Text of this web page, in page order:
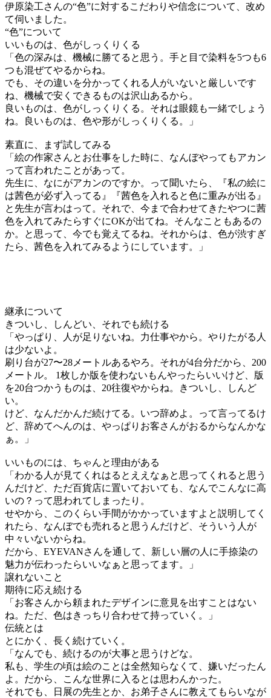
伊原染工さんの“色”に対するこだわりや信念について、改め
て伺いました。
“色”について
いいものは、色がしっくりくる
「色の深みは、機械に勝てると思う。手と目で染料を5つも6
つも混ぜてやるからね。
でも、その違いを分かってくれる人がいないと厳しいです
ね、機械で安くできるものは沢山あるから。
良いものは、色がしっくりくる。それは眼鏡も一緒でしょう
ね。良いものは、色や形がしっくりくる。」
素直に、まず試してみる
「絵の作家さんとお仕事をした時に、なんぼやってもアカン
って言われたことがあって。
先生に、なにがアカンのですか。って聞いたら、『私の絵に
は茜色が必ず入ってる』『茜色を入れると色に重みが出る』
と先生が言わはって。それで、今まで合わせてきたやつに茜
色を入れてみたらすぐにOKが出てね。そんなこともあるの
か。と思って、今でも覚えてるね。それからは、色が渋すぎ
たら、茜色を入れてみるようにしています。」
継承について
きついし、しんどい、それでも続ける
「やっぱり、人が足りないね。力仕事やから。やりたがる人
は少ないよ。
刷り台が27〜28メートルあるやろ。それが4台分だから、200
メートル。 1枚しか版を使わないもんやったらいいけど、版
を20台つかうものは、20往復やからね。きついし、しんど
い。
けど、なんだかんだ続けてる。いつ辞めよ。って言ってるけ
ど、辞めてへんのは、やっぱりお客さんがおるからなんかな
ぁ。」
いいものには、ちゃんと理由がある
「わかる人が見てくれはるとええなぁと思ってくれると思う
んだけど、ただ百貨店に置いておいても、なんでこんなに高
いの？って思われてしまったり。
せやから、このくらい手間がかかっていますよと説明してく
れたら、なんぼでも売れると思うんだけど、そういう人が
中々いないからね。
だから、EYEVANさんを通して、新しい層の人に手捺染の
魅力が伝わったらいいなぁと思ってます。」
譲れないこと
期待に応え続ける
「お客さんから頼まれたデザインに意見を出すことはない
ね。ただ、色はきっちり合わせて持っていく。」
伝統とは
とにかく、長く続けていく。
「なんでも、続けるのが大事と思うけどな。
私も、学生の頃は絵のことは全然知らなくて、嫌いだったん
よ。だから、こんな世界に入るとは思わんかった。
それでも、日展の先生とか、お弟子さんに教えてもらいなが